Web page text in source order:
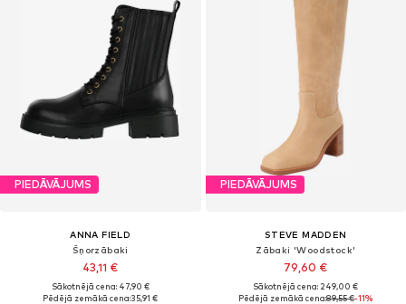
PIEDĀVĀJUMS
ANNA FIELD
Šņorzābaki
43,11 €
Sākotnējā cena: 47,90 €
Pēdējā zemākā cena:35,91 €
PIEDĀVĀJUMS
STEVE MADDEN
Zābaki 'Woodstock'
79,60 €
Sākotnējā cena: 249,00 €
Pēdējā zemākā cena:89,55 €-11%